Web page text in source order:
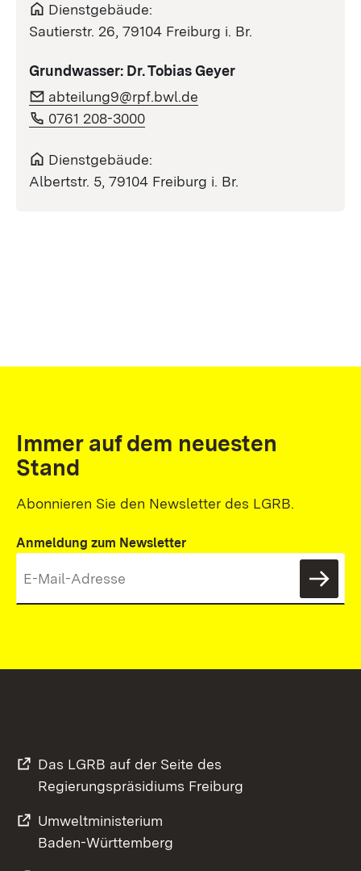
Dienstgebäude:
Sautierstr. 26, 79104 Freiburg i. Br.
Grundwasser: Dr. Tobias Geyer
abteilung9@rpf.bwl.de
0761 208-3000
Dienstgebäude:
Albertstr. 5, 79104 Freiburg i. Br.
Immer auf dem neuesten
Stand
Abonnieren Sie den Newsletter des LGRB.
Anmeldung zum Newsletter
Das LGRB auf der Seite des
Regierungspräsidiums Freiburg
Umweltministerium
Baden-Württemberg